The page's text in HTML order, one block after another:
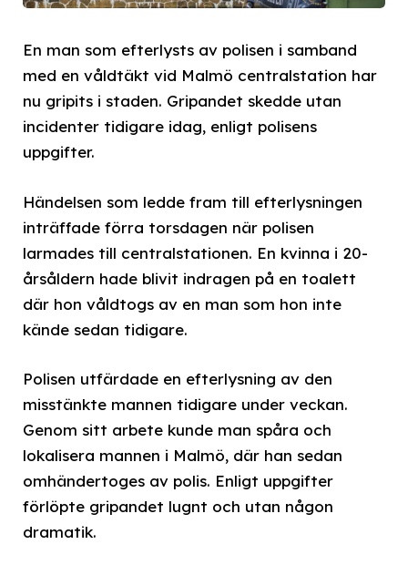
En man som efterlysts av polisen i samband
med en våldtäkt vid Malmö centralstation har
nu gripits i staden. Gripandet skedde utan
incidenter tidigare idag, enligt polisens
uppgifter.
Händelsen som ledde fram till efterlysningen
inträffade förra torsdagen när polisen
larmades till centralstationen. En kvinna i 20-
årsåldern hade blivit indragen på en toalett
där hon våldtogs av en man som hon inte
kände sedan tidigare.
Polisen utfärdade en efterlysning av den
misstänkte mannen tidigare under veckan.
Genom sitt arbete kunde man spåra och
lokalisera mannen i Malmö, där han sedan
omhändertoges av polis. Enligt uppgifter
förlöpte gripandet lugnt och utan någon
dramatik.